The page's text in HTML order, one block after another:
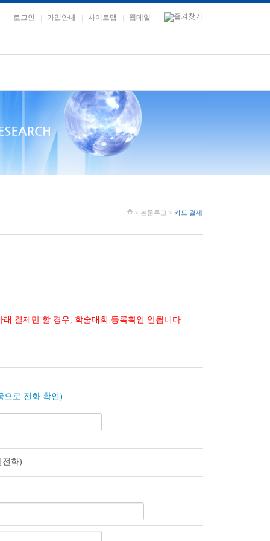
로그인 가입안내 사이트맵 웹메일
> 논문투고 > 카드 결제
래 결제만 할 경우, 학술대회 등록확인 안됩니다.
으로 전화 확인)
전화)